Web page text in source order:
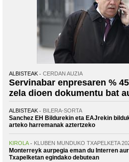
ALBISTEAK CERDAN AUZIA
Servinabar enpresaren %
zela dioen dokumentu bat
ALBISTEAK BILERA-SORTA
Sanchez EH Bildurekin eta EAJrekin
arteko harremanak aztertzeko
KIROLA KLUBEN MUNDUKO TXAPELKETA
Monterreyk aurpegia eman du Interren
Txapelketan egindako debutean